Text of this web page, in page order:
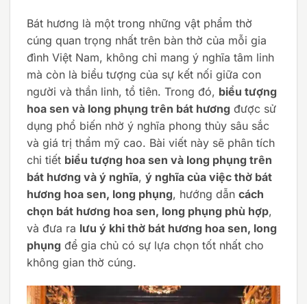
Bát hương là một trong những vật phẩm thờ
cúng quan trọng nhất trên bàn thờ của mỗi gia
đình Việt Nam, không chỉ mang ý nghĩa tâm linh
mà còn là biểu tượng của sự kết nối giữa con
người và thần linh, tổ tiên. Trong đó, biểu tượng
hoa sen và long phụng trên bát hương được sử
dụng phổ biến nhờ ý nghĩa phong thủy sâu sắc
và giá trị thẩm mỹ cao. Bài viết này sẽ phân tích
chi tiết biểu tượng hoa sen và long phụng trên
bát hương và ý nghĩa, ý nghĩa của việc thờ bát
hương hoa sen, long phụng, hướng dẫn cách
chọn bát hương hoa sen, long phụng phù hợp,
và đưa ra lưu ý khi thờ bát hương hoa sen, long
phụng để gia chủ có sự lựa chọn tốt nhất cho
không gian thờ cúng.